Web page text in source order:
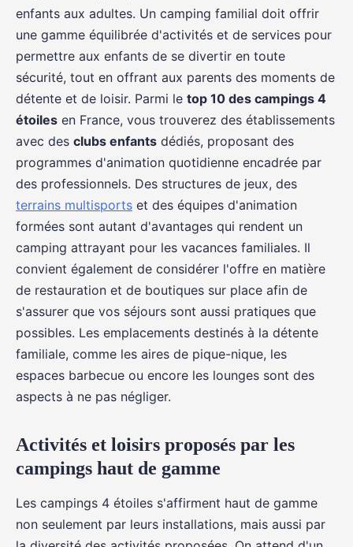
enfants aux adultes. Un camping familial doit offrir
une gamme équilibrée d'activités et de services pour
permettre aux enfants de se divertir en toute
sécurité, tout en offrant aux parents des moments de
détente et de loisir. Parmi le top 10 des campings 4
étoiles en France, vous trouverez des établissements
avec des clubs enfants dédiés, proposant des
programmes d'animation quotidienne encadrée par
des professionnels. Des structures de jeux, des
terrains multisports et des équipes d'animation
formées sont autant d'avantages qui rendent un
camping attrayant pour les vacances familiales. Il
convient également de considérer l'offre en matière
de restauration et de boutiques sur place afin de
s'assurer que vos séjours sont aussi pratiques que
possibles. Les emplacements destinés à la détente
familiale, comme les aires de pique-nique, les
espaces barbecue ou encore les lounges sont des
aspects à ne pas négliger.
Activités et loisirs proposés par les
campings haut de gamme
Les campings 4 étoiles s'affirment haut de gamme
non seulement par leurs installations, mais aussi par